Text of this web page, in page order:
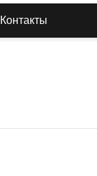
Контакты